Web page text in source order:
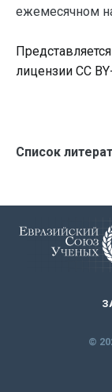
ежемесячном
лицензии CC
Список
©